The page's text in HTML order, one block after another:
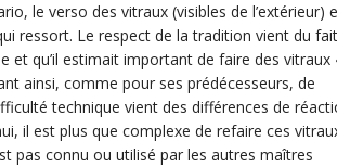
le verso des vitraux (visibles de l’extérieur)
ressort. Le respect de la tradition vient du fait
qu’il estimait important de faire des vitraux
ainsi, comme pour ses prédécesseurs, de
technique vient des différences de
il est plus que complexe de refaire ces
pas connu ou utilisé par les autres maîtres